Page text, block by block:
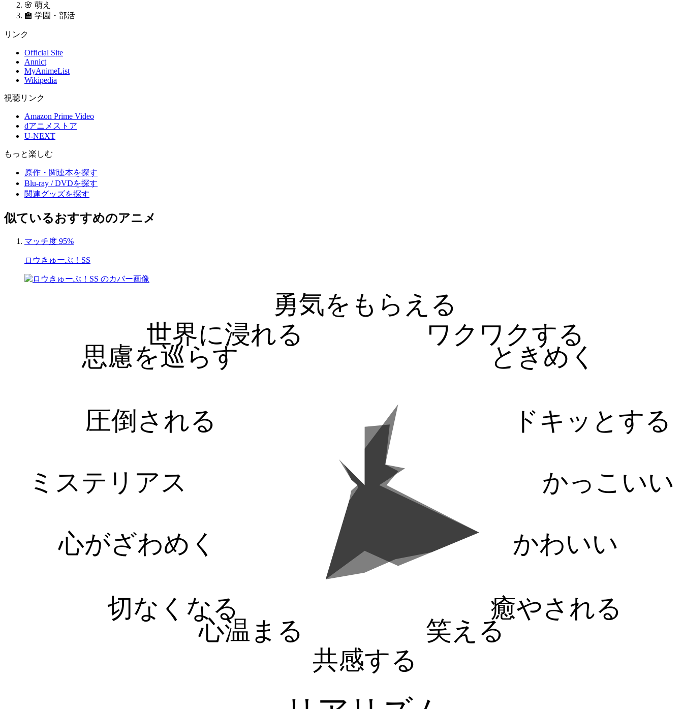
🌸 萌え
🏫 学園・部活
リンク
Official Site
Annict
MyAnimeList
Wikipedia
視聴リンク
Amazon Prime Video
dアニメストア
U-NEXT
もっと楽しむ
原作・関連本を探す
Blu-ray / DVDを探す
関連グッズを探す
似ているおすすめのアニメ
マッチ度 95%
ロウきゅーぶ！SS
勇気をもらえる
ワクワクする
ときめく
ドキッとする
かっこいい
かわいい
癒やされる
笑える
共感する
心温まる
切なくなる
心がざわめく
ミステリアス
圧倒される
思慮を巡らす
世界に浸れる